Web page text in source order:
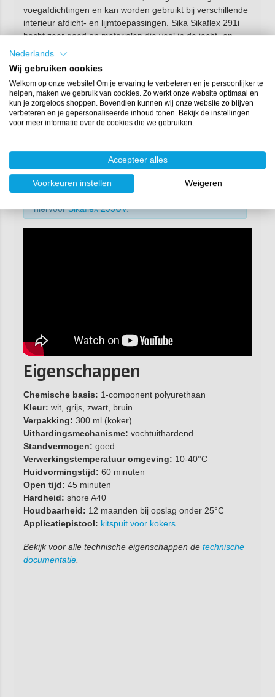
voegafdichtingen en kan worden gebruikt bij verschillende
interieur afdicht- en lijmtoepassingen. Sika Sikaflex 291i
hecht zeer goed op materialen die veel in de jacht- en
scheepsbouwconstructies worden gebruikt. Zo heeft dit
metalen, metaalprimers, 2-componentsystemen laklagen,
keramische materialen en kunststoffen (bijvoorbeeld
polyester). Dit product is alleen geschikt voor gebruik door
ervaren professionals. Voer vooraf altijd testen uit op de
gangbare ondergronden en onder de plaatselijke
de materiaal compatibiliteit.
Let op:
Sikaflex 291i mag niet worden gebruikt
voor het afdichten van spanningscorrosiegevoelige
hiervoorSikaflex 295UV.
Eigenschappen
Chemische basis: 1-component polyurethaan
Kleur: wit, grijs, zwart, bruin
Verpakking: 300 ml (koker)
Uithardingsmechanisme: vochtuithardend
Standvermogen: goed
Verwerkingstemperatuur omgeving: 10-40°C
Huidvormingstijd: 60 minuten
Open tijd: 45 minuten
Hardheid: shore A40
Houdbaarheid: 12 maanden bij opslag onder 25°C
Applicatiepistool: kitspuit voor kokers
Bekijk voor alle technische eigenschappen de technische
documentatie.
Nederlands
Wij gebruiken cookies
Welkom op onze website! Om je ervaring te verbeteren en je persoonlijker te
helpen, maken we gebruik van cookies. Zo werkt onze website optimaal en
kun je zorgeloos shoppen. Bovendien kunnen wij onze website zo blijven
verbeteren en je gepersonaliseerde inhoud tonen. Bekijk de instellingen
voor meer informatie over de cookies die we gebruiken.
Accepteer alles
Voorkeuren instellen Weigeren